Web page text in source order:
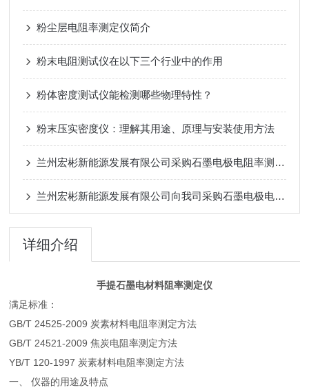
粉尘层电阻率测定仪简介
粉末电阻测试仪在以下三个行业中的作用
粉体密度测试仪能检测哪些物理特性？
粉末压实密度仪：理解其用途、原理与安装使用方法
兰州宏彬新能源发展有限公司采购石墨电极电阻率测试仪
兰州宏彬新能源发展有限公司向我司采购石墨电极电阻率测试仪
详细介绍
手提石墨电材料阻率测定仪
满足标准：
GB/T 24525-2009 炭素材料电阻率测定方法
GB/T 24521-2009 焦炭电阻率测定方法
YB/T 120-1997 炭素材料电阻率测定方法
一、 仪器的用途及特点